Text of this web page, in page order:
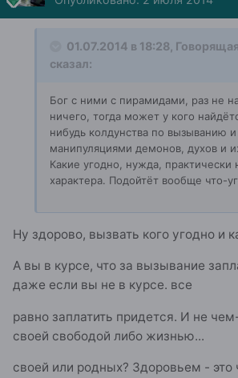
01.07.2014 в 18:28,
сказал:
Бог с ними с пирамидами, раз не
ничего, тогда может у кого
нибудь колдунства по вызыванию
манипуляциями демонов, духов и
Какие угодно, нужда, практически
характера. Подойтёт вообще что-
Ну здорово, вызвать кого угодно и
А вы в курсе, что за вызывание
даже если вы не в курсе. все
равно заплатить придется. И не
своей свободой либо жизнью...
своей или родных? Здоровьем - это